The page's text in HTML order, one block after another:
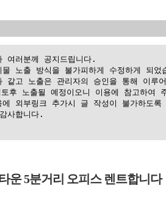
여러분께 공지드립니다.
노출 방식을 불가피하게 수정하게 되었
같고 노출은 관리자의 승인을 통해 이루
후 노출될 예정이오니 이용에 참고하여
외부링크 추가시 글 작성이 불가하도록
사합니다.
운 5분거리 오피스 렌트합니다